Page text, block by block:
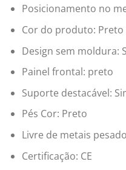
Posicionamento no
Cor do produto: Preto
Design sem moldura:
Painel frontal: preto
Suporte destacável:
Pés Cor: Preto
Livre de metais
Certificação: CE